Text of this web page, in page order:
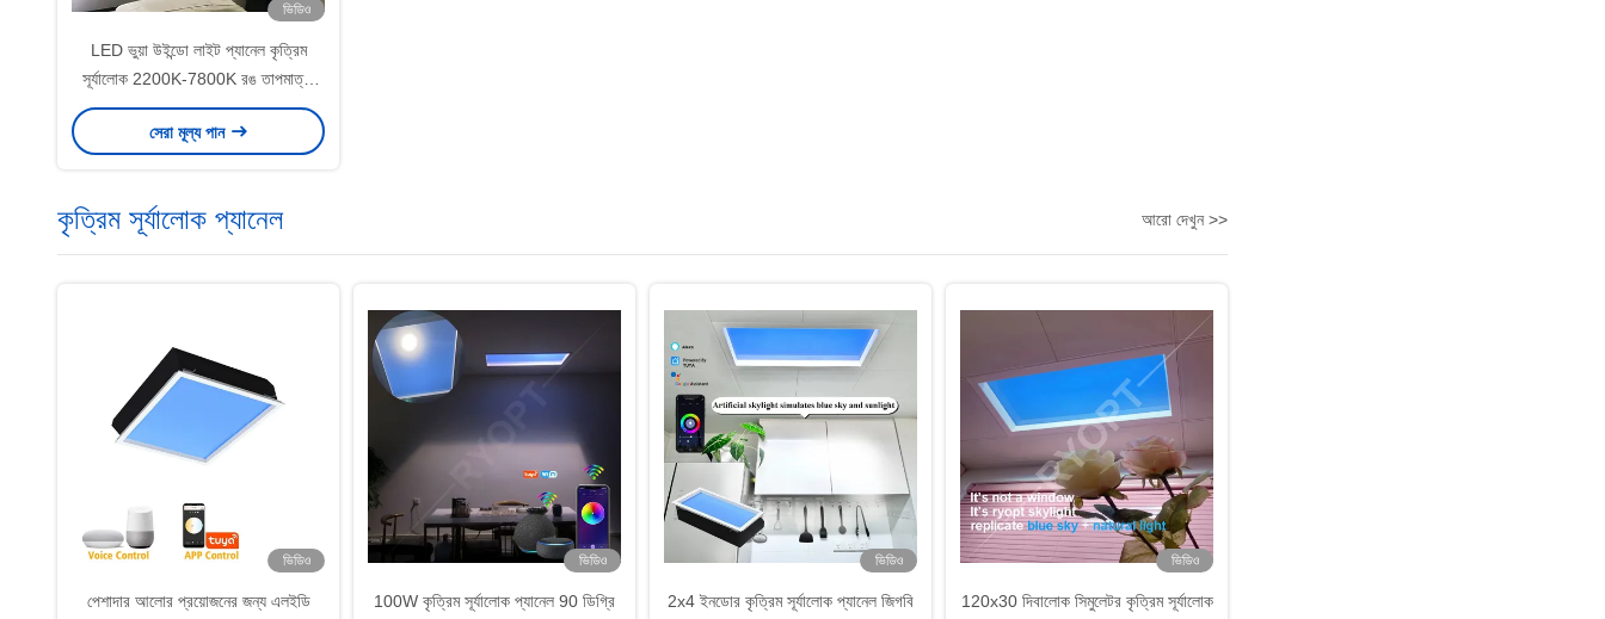
ভিডিও
LED ভুয়া উইন্ডো লাইট প্যানেল কৃত্রিম
সূর্যালোক 2200K-7800K রঙ তাপমাত্রা
পরিবর্তন
সেরা মূল্য পান
কৃত্রিম সূর্যালোক প্যানেল আরো দেখুন >>
ভিডিও
পেশাদার আলোর প্রয়োজনের জন্য এলইডি
ভিডিও
100W কৃত্রিম সূর্যালোক প্যানেল 90 ডিগ্রি
ভিডিও
2x4 ইনডোর কৃত্রিম সূর্যালোক প্যানেল জিগবি
ভিডিও
120x30 দিবালোক সিমুলেটর কৃত্রিম সূর্যালোক